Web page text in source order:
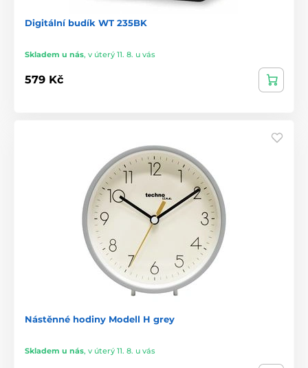
Digitální budík WT 235BK
Skladem u nás, v úterý 11. 8. u vás
579 Kč
Nástěnné hodiny Modell H grey
Skladem u nás, v úterý 11. 8. u vás